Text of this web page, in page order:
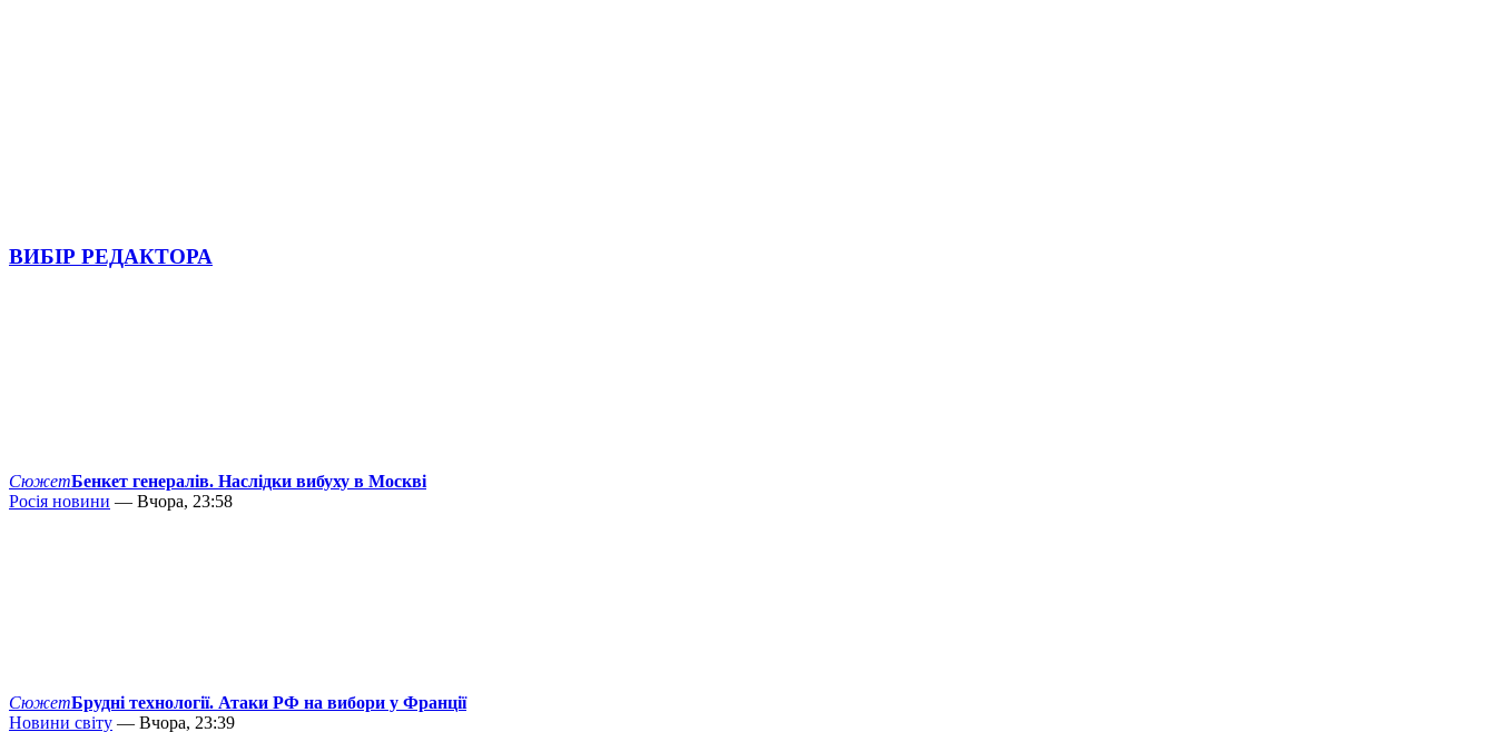
ВИБІР РЕДАКТОРА
СюжетБенкет генералів. Наслідки вибуху в Москві
Росія новини — Вчора, 23:58
СюжетБрудні технології. Атаки РФ на вибори у Франції
Новини світу — Вчора, 23:39